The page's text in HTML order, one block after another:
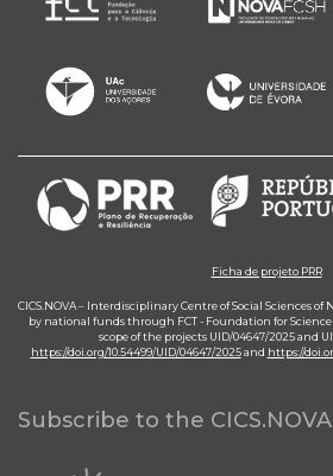
Ficha de projeto PRR
CICS.NOVA – Interdisciplinary Centre of Social Sciences of
by national funds through FCT - Foundation for
scope of the projects UID/04647/2025 and
https://doi.org/10.54499/UID/04647/2025and https://
Subscribe to the